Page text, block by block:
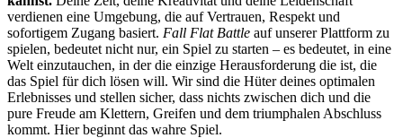
verdienen eine Umgebung, die auf Vertrauen, Respekt und
sofortigem Zugang basiert. Fall Flat Battle auf unserer Plattform zu
spielen, bedeutet nicht nur, ein Spiel zu starten – es bedeutet, in eine
Welt einzutauchen, in der die einzige Herausforderung die ist, die
das Spiel für dich lösen will. Wir sind die Hüter deines optimalen
Erlebnisses und stellen sicher, dass nichts zwischen dich und die
pure Freude am Klettern, Greifen und dem triumphalen Abschluss
kommt. Hier beginnt das wahre Spiel.